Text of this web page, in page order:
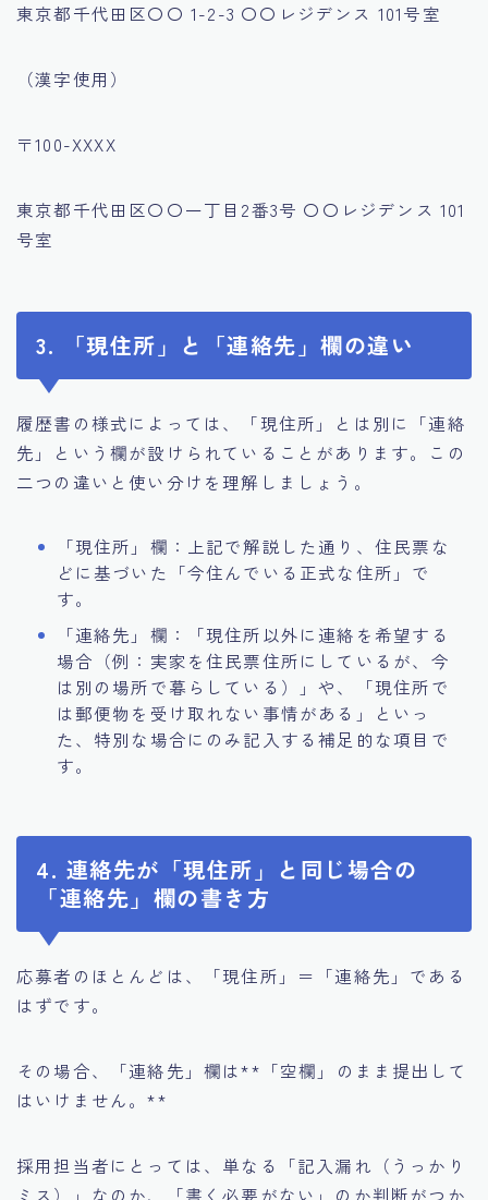
東京都千代田区〇〇 1-2-3 〇〇レジデンス 101号室
（漢字使用）
〒100-XXXX
東京都千代田区〇〇一丁目2番3号 〇〇レジデンス 101
号室
3. 「現住所」と「連絡先」欄の違い
履歴書の様式によっては、「現住所」とは別に「連絡
先」という欄が設けられていることがあります。この
二つの違いと使い分けを理解しましょう。
「現住所」欄：上記で解説した通り、住民票な
どに基づいた「今住んでいる正式な住所」で
す。
「連絡先」欄：「現住所以外に連絡を希望する
場合（例：実家を住民票住所にしているが、今
は別の場所で暮らしている）」や、「現住所で
は郵便物を受け取れない事情がある」といっ
た、特別な場合にのみ記入する補足的な項目で
す。
4. 連絡先が「現住所」と同じ場合の
「連絡先」欄の書き方
応募者のほとんどは、「現住所」＝「連絡先」である
はずです。
その場合、「連絡先」欄は**「空欄」のまま提出して
はいけません。**
採用担当者にとっては、単なる「記入漏れ（うっかり
ミス）」なのか、「書く必要がない」のか判断がつか